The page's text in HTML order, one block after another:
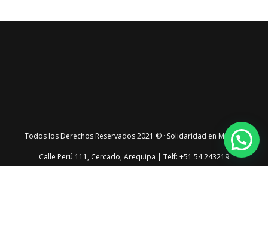
Todos los Derechos Reservados 2021 © · Solidaridad en Marcha
Calle Perú 111, Cercado, Arequipa | Telf: +51 54 243219